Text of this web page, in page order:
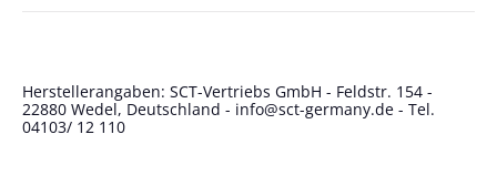
Herstellerangaben: SCT-Vertriebs GmbH - Feldstr. 154 -
22880 Wedel, Deutschland - info@sct-germany.de - Tel.
04103/ 12 110